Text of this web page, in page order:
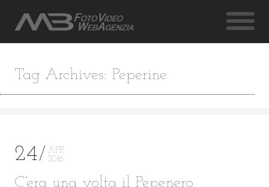
Tag Archives: Peperine
24
APR
2016
C’era una volta il Pepenero